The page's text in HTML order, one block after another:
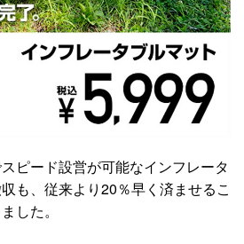
ピード設営が可能なインフレータ
も、従来より20％早く済ませるこ
した。